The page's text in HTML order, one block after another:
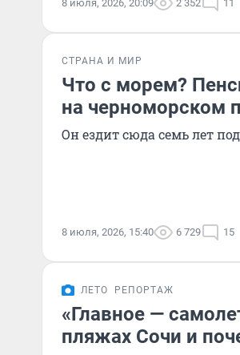
8 июля, 2026, 20:09 2 352 11
СТРАНА И МИР
Что с морем?
на черноморском
Он ездит сюда семь лет
8 июля, 2026, 15:40 6 729 15
ЛЕТО РЕПОРТАЖ
«Главное —
пляжах Сочи и